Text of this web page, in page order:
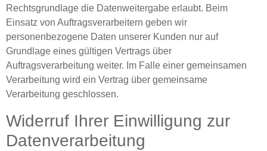
Rechtsgrundlage die Datenweitergabe erlaubt. Beim
Einsatz von Auftragsverarbeitern geben wir
personenbezogene Daten unserer Kunden nur auf
Grundlage eines gültigen Vertrags über
Auftragsverarbeitung weiter. Im Falle einer gemeinsamen
Verarbeitung wird ein Vertrag über gemeinsame
Verarbeitung geschlossen.
Widerruf Ihrer Einwilligung zur
Datenverarbeitung